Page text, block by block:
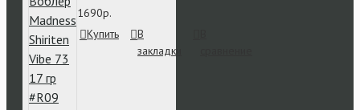
1690р.
Купить
В
закладки